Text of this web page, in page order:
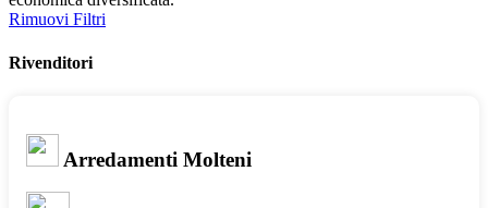
Rimuovi Filtri
Rivenditori
Arredamenti Molteni